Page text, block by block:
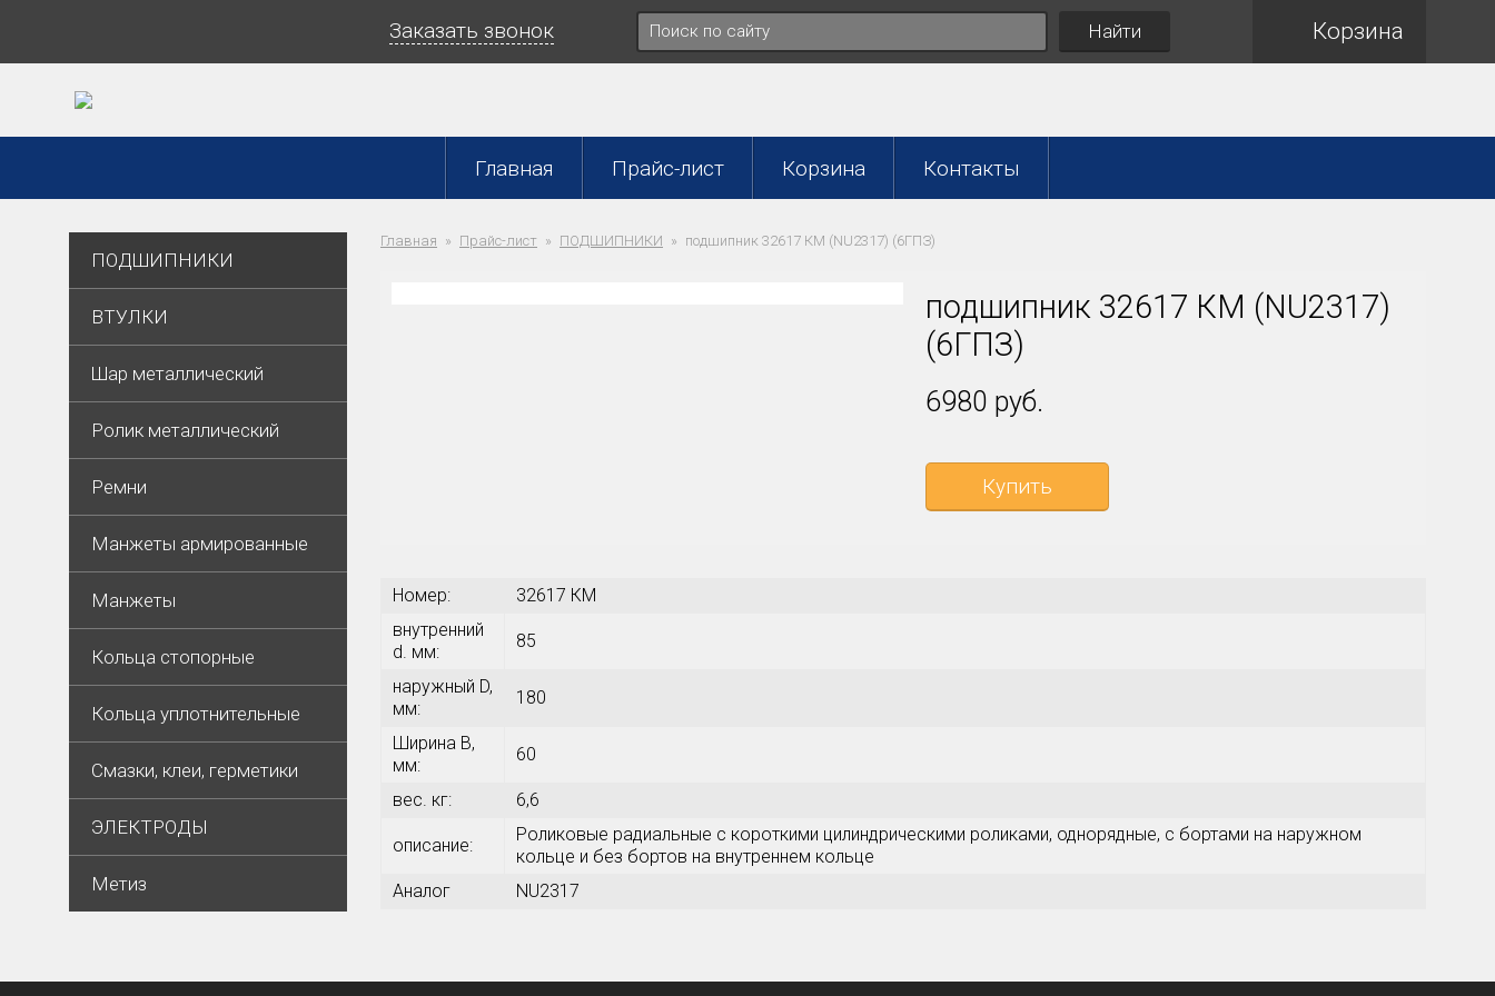
Заказать звонок Найти Корзина
Главная Прайс-лист Корзина Контакты
ПОДШИПНИКИ
ВТУЛКИ
Шар металлический
Ролик металлический
Ремни
Манжеты армированные
Манжеты
Кольца стопорные
Кольца уплотнительные
Смазки, клеи, герметики
ЭЛЕКТРОДЫ
Метиз
Главная Прайс-лист ПОДШИПНИКИ подшипник 32617 КМ (NU2317) (6ГПЗ)
подшипник 32617 КМ (NU2317)
(6ГПЗ)
6980 руб.
Купить
Номер:
32617 КМ
внутренний
d. мм:
85
наружный D,
мм:
180
Ширина В,
мм:
60
вес. кг: 6,6
описание:
Роликовые радиальные с короткими цилиндрическими роликами, однорядные, с бортами на наружном
кольце и без бортов на внутреннем кольце
Аналог
NU2317